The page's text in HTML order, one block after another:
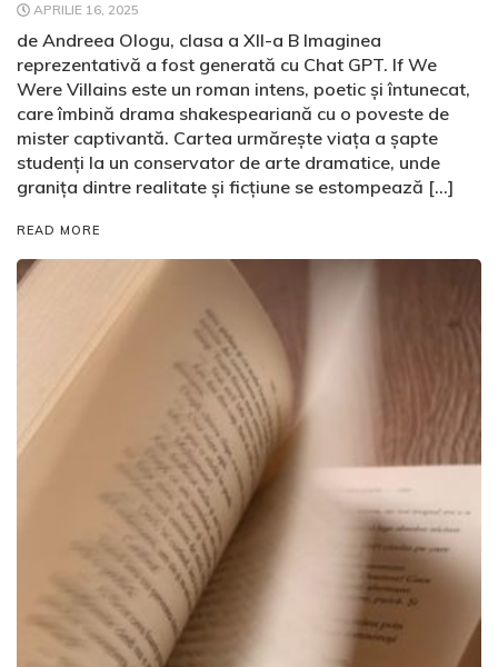
APRILIE 16, 2025
de Andreea Ologu, clasa a XII-a B Imaginea
reprezentativă a fost generată cu Chat GPT. If We
Were Villains este un roman intens, poetic și întunecat,
care îmbină drama shakespeariană cu o poveste de
mister captivantă. Cartea urmărește viața a șapte
studenți la un conservator de arte dramatice, unde
granița dintre realitate și ficțiune se estompează […]
READ MORE